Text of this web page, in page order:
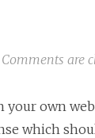
Comments are
your own
which